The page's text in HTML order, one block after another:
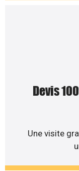
Devis
Une visite